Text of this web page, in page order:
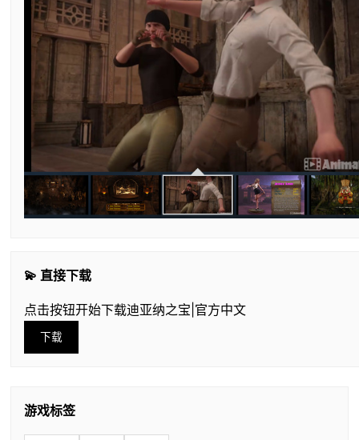
💫 直接下载
点击按钮开始下载迪亚纳之宝|官方中文
下载
游戏标签